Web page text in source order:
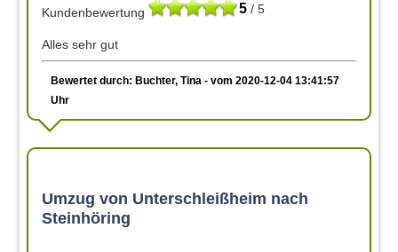
5 / 5
Kundenbewertung
Alles sehr gut
Bewertet durch: Buchter, Tina - vom 2020-12-04 13:41:57
Uhr
Umzug von Unterschleißheim nach
Steinhöring